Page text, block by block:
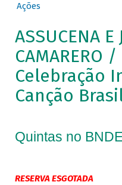
Ações
ASSUCENA E
CAMARERO
Celebração
Canção
Quintas no
RESERVA ESGOTADA